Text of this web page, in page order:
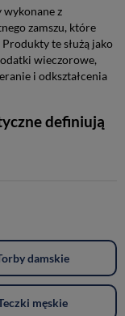
z
zamszu, które
te służą jako
wieczorowe,
i odkształcenia
definiują
damskie
męskie